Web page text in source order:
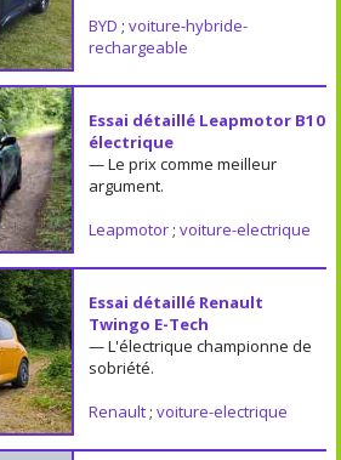
BYD ; voiture-hybride-
rechargeable
Essai détaillé Leapmotor B10
électrique
— Le prix comme meilleur
argument.
Leapmotor; voiture-electrique
Essai détaillé Renault
Twingo E-Tech
— L'électrique championne de
sobriété.
Renault; voiture-electrique